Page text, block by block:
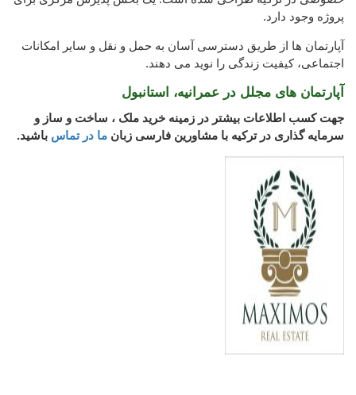
پروژه وجود دارد.
آپارتمان ها از طریق دسترسی آسان به حمل و نقل و سایر امکانات
اجتماعی، کیفیت زندگی را نوید می دهند.
آپارتمان های مجلل در عمرانیه، استانبول
جهت کسب اطلاعات بیشتر در زمینه خرید ملک ، ساخت و ساز و
سرمایه گذاری در ترکیه با مشاورین فارسی زبان ما در تماس باشید.